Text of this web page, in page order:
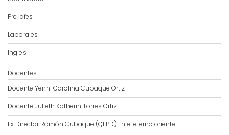
Pre Icfes
Laborales
Ingles
Docentes
Docente Yenni Carolina Cubaque Ortiz
Docente Julieth Katherin Torres Ortiz
Ex Director Ramón Cubaque (QEPD) En el eterno oriente